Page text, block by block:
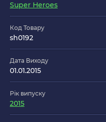
Super Heroes
Код Товару
sh0192
Дата Виходу
01.01.2015
Рік випуску
2015